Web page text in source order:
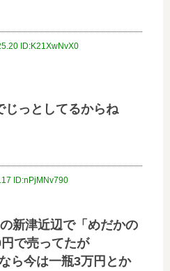
ID:K21XwNvX0
じっとしてるからね
ID:nPjMNv790
新津近辺で「めだかの
で売ってたが
ら今は一瓶3万円とか